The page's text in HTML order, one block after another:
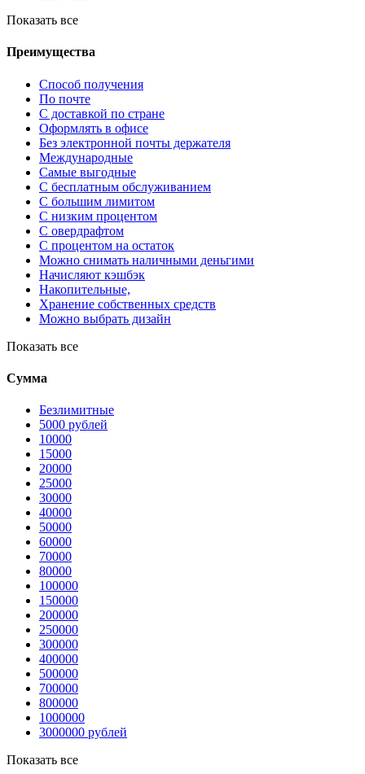
Показать все
Преимущества
Способ получения
По почте
С доставкой по стране
Оформлять в офисе
Без электронной почты держателя
Международные
Самые выгодные
С бесплатным обслуживанием
С большим лимитом
С низким процентом
С овердрафтом
С процентом на остаток
Можно снимать наличными деньгими
Начисляют кэшбэк
Накопительные,
Хранение собственных средств
Можно выбрать дизайн
Показать все
Сумма
Безлимитные
5000 рублей
10000
15000
20000
25000
30000
40000
50000
60000
70000
80000
100000
150000
200000
250000
300000
400000
500000
700000
800000
1000000
3000000 рублей
Показать все